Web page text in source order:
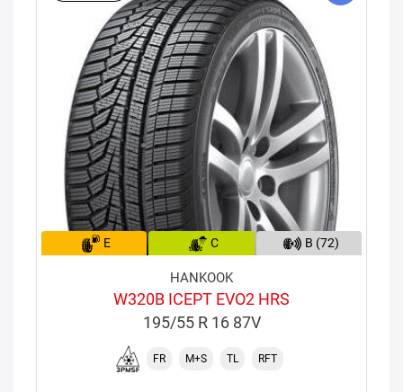
E C B (72)
HANKOOK
W320B ICEPT EVO2 HRS
195/55 R 16 87V
FR M+S TL RFT